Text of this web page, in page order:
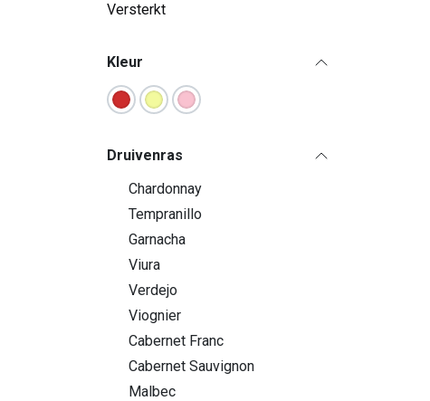
Versterkt
Kleur
Druivenras
Chardonnay
Tempranillo
Garnacha
Viura
Verdejo
Viognier
Cabernet Franc
Cabernet Sauvignon
Malbec